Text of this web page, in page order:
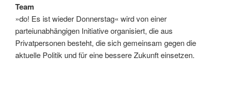
Team
»do! Es ist wieder Donnerstag« wird von einer
parteiunabhängigen Initiative organisiert, die aus
Privatpersonen besteht, die sich gemeinsam gegen die
aktuelle Politik und für eine bessere Zukunft einsetzen.